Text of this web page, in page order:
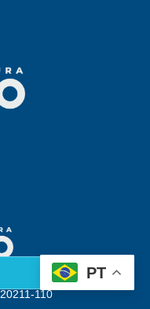
- Rua Afonso Cavalcanti,
110
PT